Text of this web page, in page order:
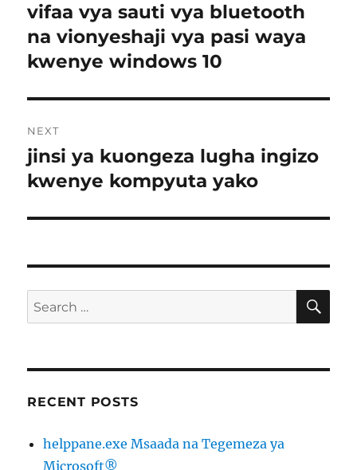
post:
vifaa vya sauti vya bluetooth
na vionyeshaji vya pasi waya
kwenye windows 10
NEXT
Next
post:
jinsi ya kuongeza lugha ingizo
kwenye kompyuta yako
Search
for:
RECENT POSTS
helppane.exe Msaada na Tegemeza ya
Microsoft®